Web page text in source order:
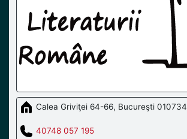
Calea Griviţei 64-66, Bucureşti 010734
40748 057 195